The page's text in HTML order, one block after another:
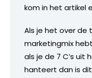
kom in het artikel
Als je het over de
marketingmix
als je de 7 C’s uit
hanteert dan is